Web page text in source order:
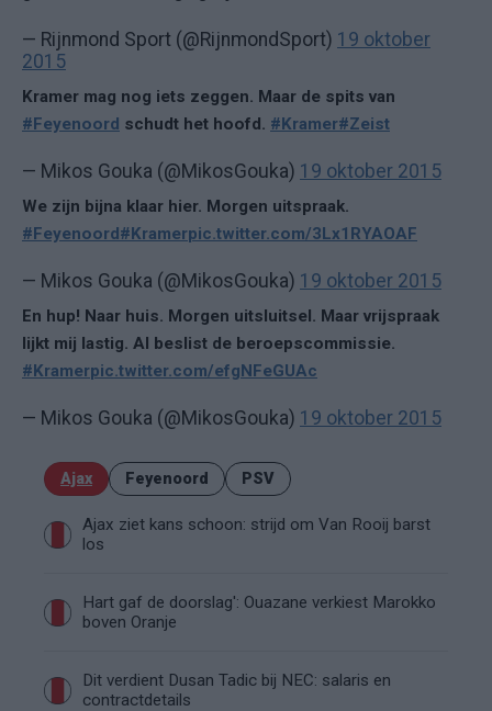
— Rijnmond Sport (@RijnmondSport) 19 oktober
2015
Kramer mag nog iets zeggen. Maar de spits van
#Feyenoord schudt het hoofd. #Kramer#Zeist
— Mikos Gouka (@MikosGouka) 19 oktober 2015
We zijn bijna klaar hier. Morgen uitspraak.
#Feyenoord#Kramerpic.twitter.com/3Lx1RYAOAF
— Mikos Gouka (@MikosGouka) 19 oktober 2015
En hup! Naar huis. Morgen uitsluitsel. Maar vrijspraak
lijkt mij lastig. Al beslist de beroepscommissie.
#Kramerpic.twitter.com/efgNFeGUAc
— Mikos Gouka (@MikosGouka) 19 oktober 2015
Ajax Feyenoord PSV
Ajax ziet kans schoon: strijd om Van Rooij barst
los
Hart gaf de doorslag': Ouazane verkiest Marokko
boven Oranje
Dit verdient Dusan Tadic bij NEC: salaris en
contractdetails